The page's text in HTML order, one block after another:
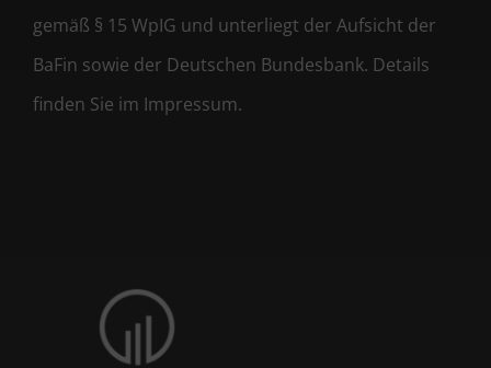
gemäß § 15 WpIG und unterliegt der Aufsicht der
BaFin sowie der Deutschen Bundesbank. Details
finden Sie im Impressum.